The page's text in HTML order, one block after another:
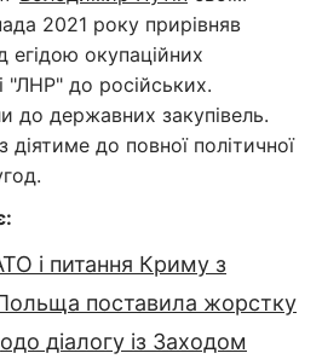
2021 року прирівняв
егідою окупаційних
"ЛНР" до російських.
до державних закупівель.
до повної політичної
і питання Криму з
поставила жорстку
діалогу із Заходом